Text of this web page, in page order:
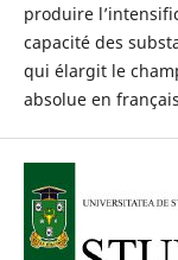
produire
capacité des
qui élargit le
absolue en